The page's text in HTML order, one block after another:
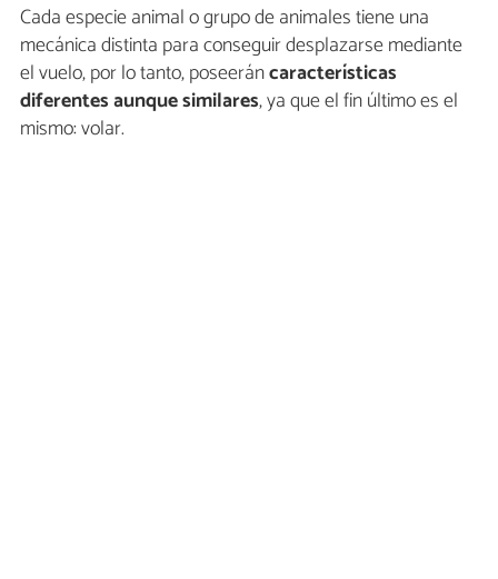
Cada especie animal o grupo de animales tiene una
mecánica distinta para conseguir desplazarse mediante
el vuelo, por lo tanto, poseeráncaracterísticas
diferentes aunque similares, ya que el fin último es el
mismo: volar.